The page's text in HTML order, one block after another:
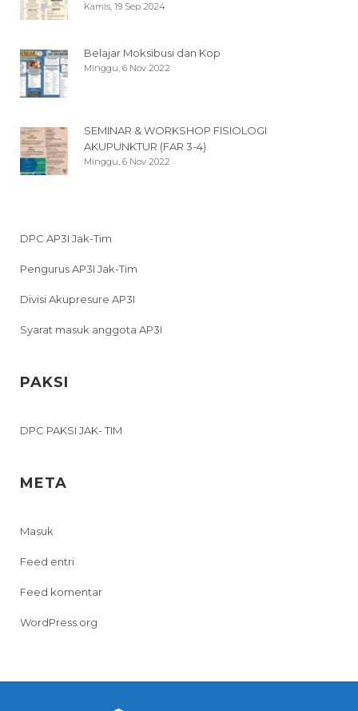
Kamis, 19 Sep 2024
Belajar Moksibusi dan Kop
Minggu, 6 Nov 2022
SEMINAR & WORKSHOP FISIOLOGI
AKUPUNKTUR (FAR 3-4)
Minggu, 6 Nov 2022
DPC AP3I Jak-Tim
Pengurus AP3I Jak-Tim
Divisi Akupresure AP3I
Syarat masuk anggota AP3I
PAKSI
DPC PAKSI JAK- TIM
META
Masuk
Feed entri
Feed komentar
WordPress.org